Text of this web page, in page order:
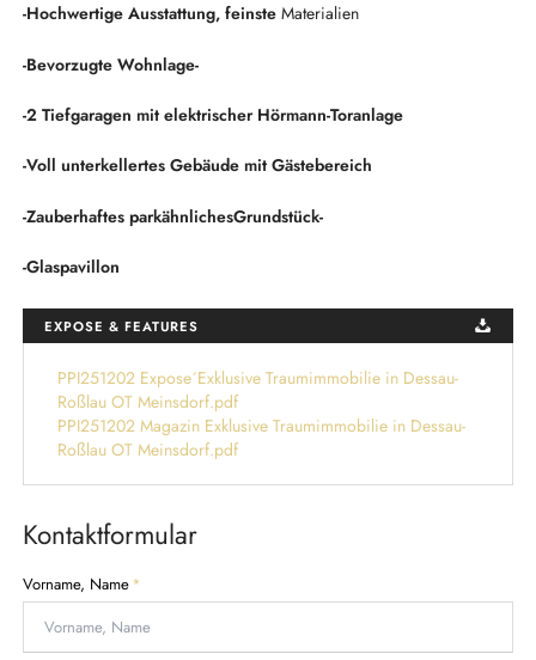
-Hochwertige Ausstattung, feinsteMaterialien
-Bevorzugte Wohnlage-
-2 Tiefgaragen mit elektrischer Hörmann-Toranlage
-Voll unterkellertes Gebäude mit Gästebereich
-Zauberhaftes parkähnlichesGrundstück-
-Glaspavillon
EXPOSE & FEATURES
PPI251202 Expose´Exklusive Traumimmobilie in Dessau-
Roßlau OT Meinsdorf.pdf
PPI251202 Magazin Exklusive Traumimmobilie in Dessau-
Roßlau OT Meinsdorf.pdf
Kontaktformular
P
f
i
Vorname, Name*